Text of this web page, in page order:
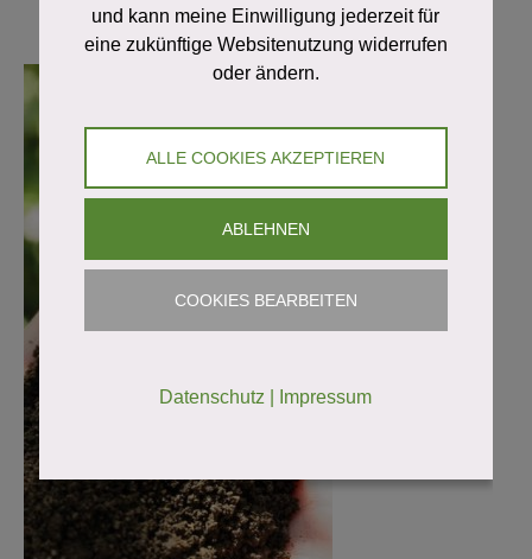
und kann meine Einwilligung jederzeit für
eine zukünftige Websitenutzung widerrufen
oder ändern.
ALLE COOKIES AKZEPTIEREN
ABLEHNEN
COOKIES BEARBEITEN
Datenschutz Impressum